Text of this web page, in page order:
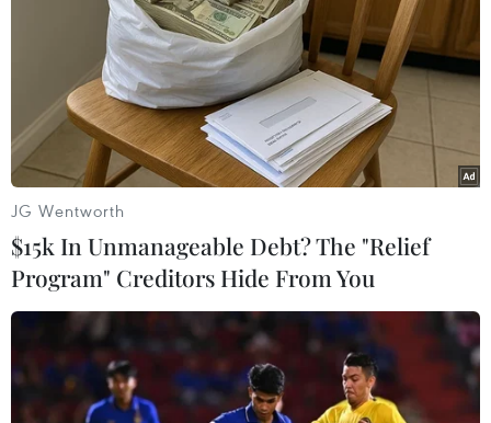
Theo dõi VietnamPlus
Đội tuyển Quốc gia Việt Nam
Đội tuyển Việt Nam đối đầu Malaysia tại bán
kết ASEAN Cup 2026
ASEAN Cup 2026 ngày 8/8: Xác định đối thủ
của đội tuyển Việt Nam ở bán kết
Ông Kim Sang-sik trăn trở gì về hàng phòng
ngự trước bán kết ASEAN Cup?
ASEAN Cup 2026: Truyền thông châu Á ca ngợi
JG Wentworth
$15k In Unmanageable Debt? The "Relief
Program" Creditors Hide From You